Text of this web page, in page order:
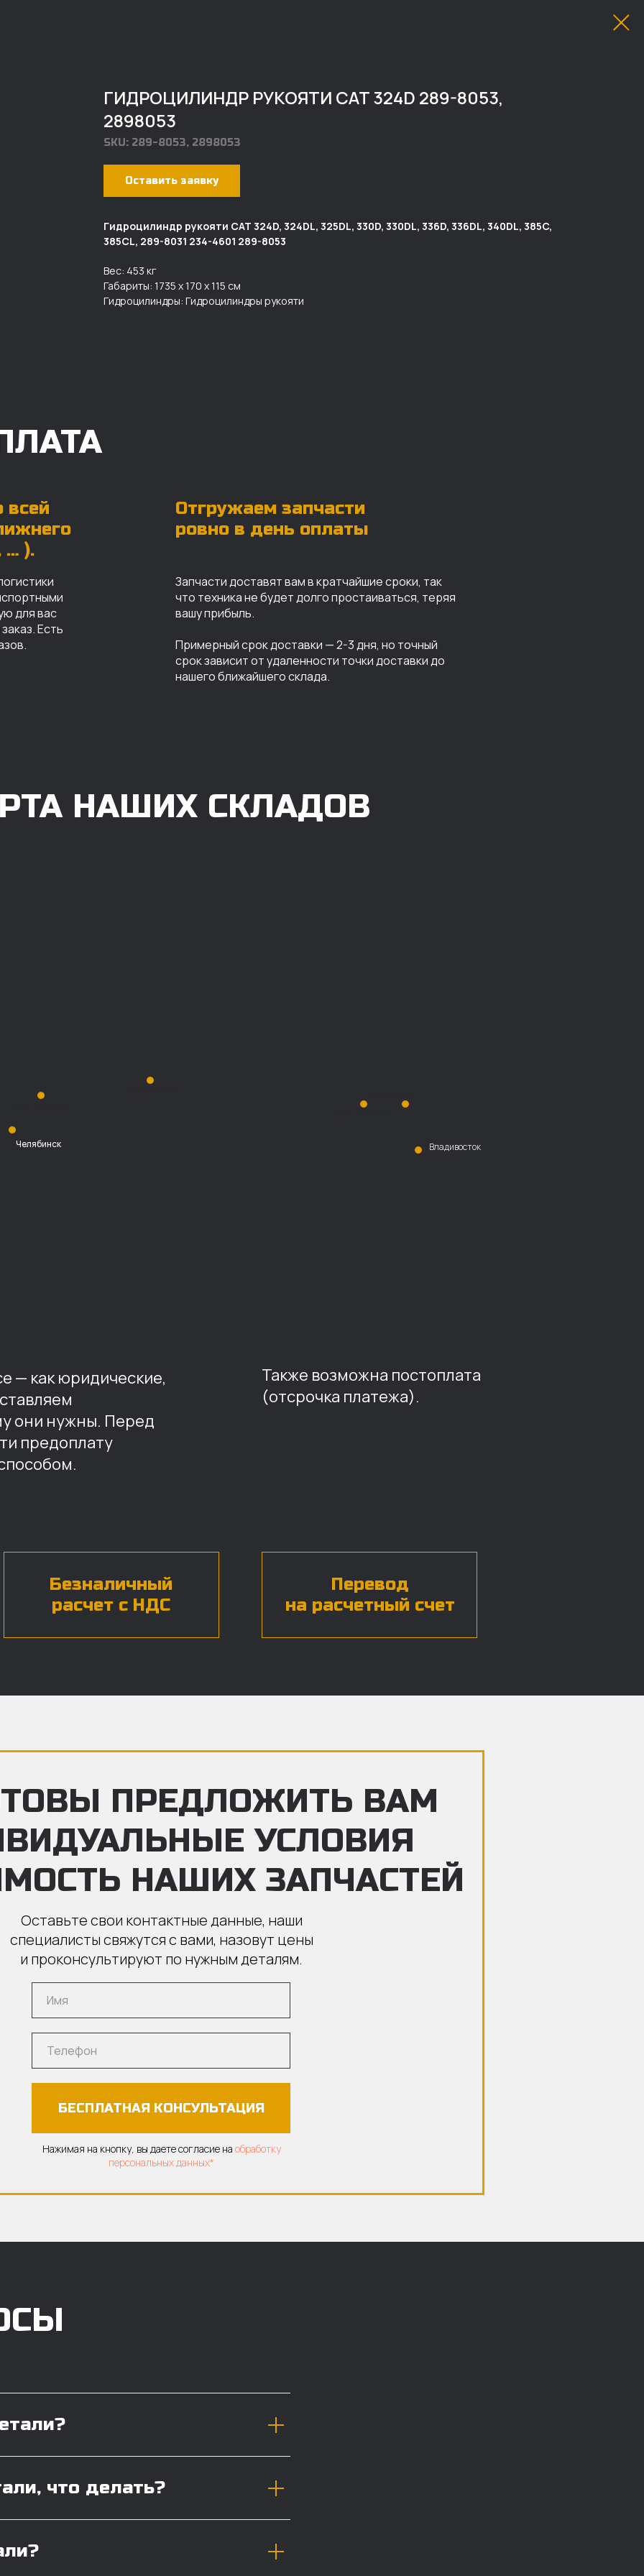
ГИДРОЦИЛИНДР РУКОЯТИ CAT 324D 289-8053,
2898053
SKU: 289-8053, 2898053
Оставить заявку
Гидроцилиндр рукояти CAT 324D, 324DL, 325DL, 330D, 330DL, 336D, 336DL, 340DL, 385C,
385CL, 289-8031 234-4601 289-8053
Вес: 453 кг
Габариты: 1735 х 170 х 115 см
Гидроцилиндры: Гидроцилиндры рукояти
всей
… ).
Отгружаем запчасти
ровно в день оплаты
для вас
Есть
Запчасти доставят вам в кратчайшие сроки, так
что техника не будет долго простаиваться, теряя
вашу прибыль.
Примерный срок доставки — 2-3 дня, но точный
срок зависит от удаленности точки доставки до
нашего ближайшего склада.
Владивосток
Челябинск
НАШИХ СКЛАДОВ
Безналичный
расчет с НДС
Перевод
на расчетный счет
— как юридические,
они нужны. Перед
предоплату
Также возможна постоплата
(отсрочка платежа).
ПРЕДЛОЖИТЬ ВАМ
УСЛОВИЯ
НАШИХ ЗАПЧАСТЕЙ
Оставьте свои контактные данные, наши
специалисты свяжутся с вами, назовут цены
и проконсультируют по нужным деталям.
БЕСПЛАТНАЯ КОНСУЛЬТАЦИЯ
Нажимая на кнопку, вы даете согласие на обработку
персональных данных*
что делать?